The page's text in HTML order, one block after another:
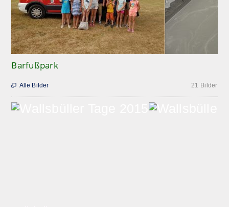
Barfußpark
21 Bilder
 Alle Bilder